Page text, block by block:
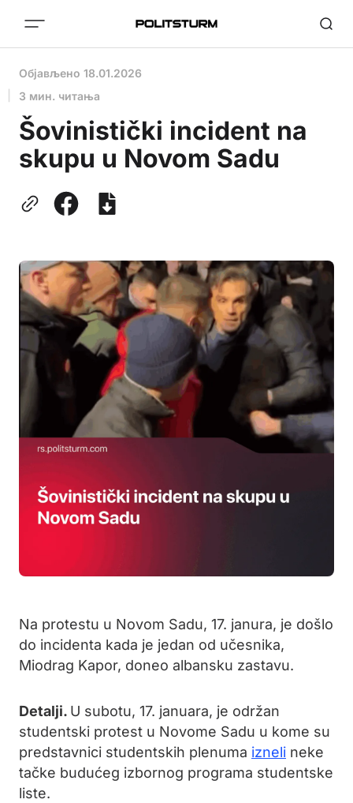
Објављено 18.01.2026
3 мин. читања
Šovinistički incident na
skupu u Novom Sadu
Na protestu u Novom Sadu, 17. janura, je došlo
do incidenta kada je jedan od učesnika,
Miodrag Kapor, doneo albansku zastavu.
Detalji. U subotu, 17. januara, je održan
studentski protest u Novome Sadu u kome su
predstavnici studentskih plenuma izneli neke
tačke budućeg izbornog programa studentske
liste.